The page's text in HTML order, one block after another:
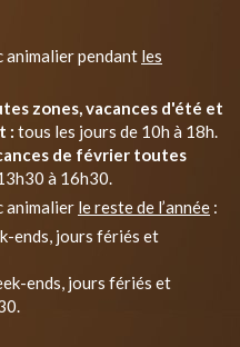
animalier pendant les
zones, vacances d'été et
: tous les jours de 10h à 18h.
de février toutes
à 16h30.
animalier le reste de l’année :
ends, jours fériés et
ends, jours fériés et